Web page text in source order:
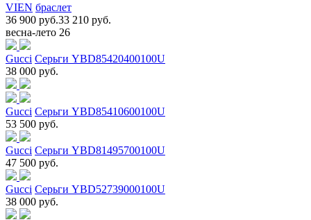
VIEN браслет
36 900 руб.33 210 руб.
весна-лето 26
Gucci Серьги YBD85420400100U
38 000 руб.
Gucci Серьги YBD85410600100U
53 500 руб.
Gucci Серьги YBD81495700100U
47 500 руб.
Gucci Серьги YBD52739000100U
38 000 руб.